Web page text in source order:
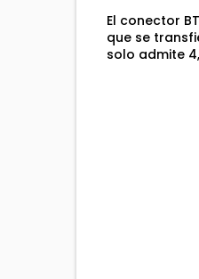
El conector
que se
solo admite